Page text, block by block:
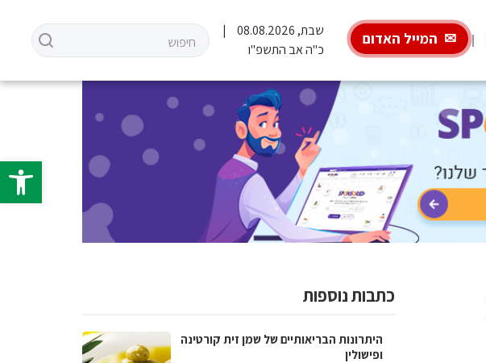
פתח
המייל האדום
שבת, 08.08.2026
כ"ה אב התשפ"ו
כתבות נוספות
היתרונות הבריאותיים של שמן זית קורטינה
ופישולין